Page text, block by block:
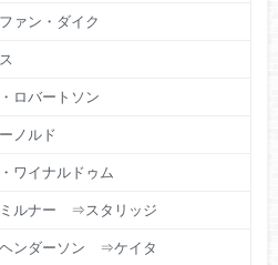
ァン・ダイク
ロバートソン
ノルド
ワイナルドゥム
ミルナー ⇒スタリッジ
ヘンダーソン ⇒ケイタ